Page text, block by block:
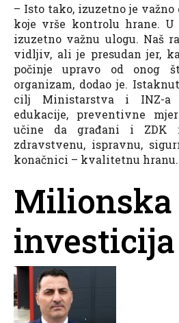
– Isto tako, izuzetno je
koje vrše kontrolu hrane.
izuzetno važnu ulogu. Naš
vidljiv, ali je presudan jer,
počinje upravo od onog
organizam, dodao je.
cilj Ministarstva i INZ-a
edukacije, preventivne
učine da građani i ZDK
zdravstvenu, ispravnu,
konačnici – kvalitetnu hranu.
Milionska
investicija